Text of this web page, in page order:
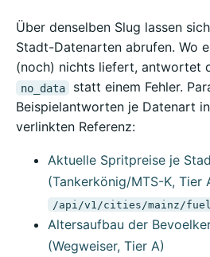
Über denselben Slug lassen
Stadt-Datenarten abrufen. Wo
(noch) nichts liefert, antwortet
no_data
statt einem Fehler.
Beispielantworten je Datenart
verlinkten Referenz:
Aktuelle Spritpreise je
(Tankerkönig/MTS-K, Tier
/api/v1/cities/mainz/
Altersaufbau der
(Wegweiser, Tier A)